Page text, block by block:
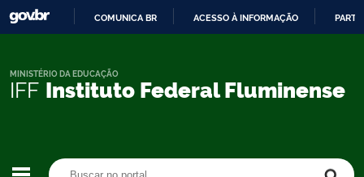
CONTEÚDO
COMUNICA BR ACESSO À INFORMAÇÃO
IFF Instituto Federal Fluminense
MINISTÉRIO DA EDUCAÇÃO